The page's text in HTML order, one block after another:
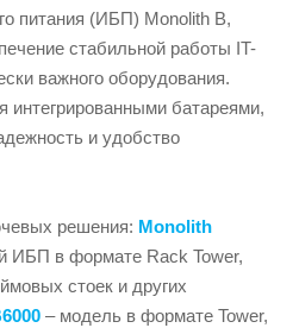
питания (ИБП) Monolith B,
стабильной работы IT-
важного оборудования.
батареями,
и удобство
решения: Monolith
ИБП в формате Rack Tower,
стоек и других
– модель в формате Tower,